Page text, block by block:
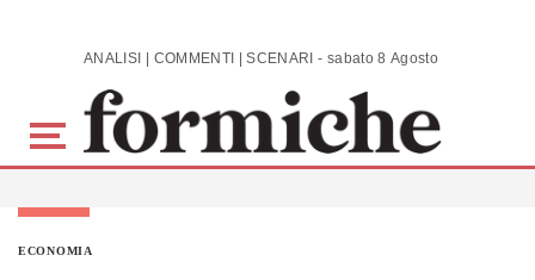
Skip to main content ANALISI | COMMENTI | SCENARI - sabato 8 Agosto 2026
ECONOMIA